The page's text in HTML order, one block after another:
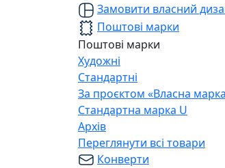
Замовити власний
Поштові марки
Поштові марки
Художні
Стандартні
За проєктом «Власна
Стандартна марка U
Архів
Переглянути всі товари
Конверти